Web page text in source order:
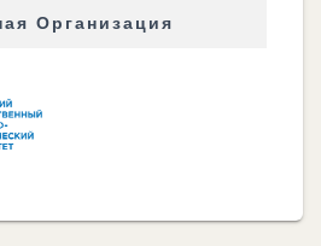
Организация